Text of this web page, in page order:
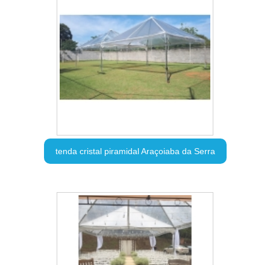
tenda cristal piramidal Araçoiaba da Serra